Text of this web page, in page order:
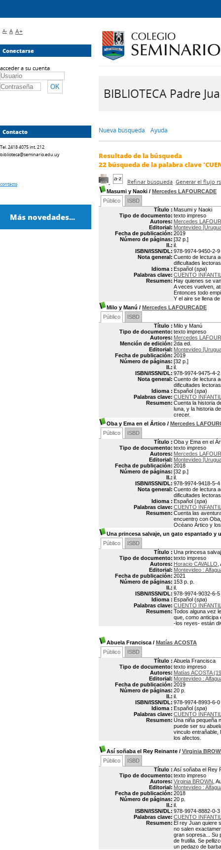
BIBLIOTECA Padre
Nueva búsqueda Ayuda
Resultado de la búsqueda
22búsqueda de la palabra clave
Refinar búsqueda Generar el flujo
Masumi y Naoki / Mercedes LAFOURCADE
Público
ISBD
Título : Masumi y Naoki
Tipo de documento: texto impreso
Autores: Mercedes
Editorial: Montevideo
Fecha de publicación: 2019
Número de páginas: [32 p.]
Il.: il.
ISBN/ISSN/DL: 978-9974-9450-2-9
Nota general: Cuento de lectura
dificultades
Idioma : Español (spa)
Palabras clave: CUENTO
Resumen: Hay quienes se
A veces vuelven,
Entonces todo
Y el aire se llena
Milo y Manú / Mercedes LAFOURCADE
Público
ISBD
Título : Milo y Manú
Tipo de documento: texto impreso
Autores: Mercedes
Mención de edición: 2da ed.
Editorial: Montevideo
Fecha de publicación: 2019
Número de páginas: [32 p.]
Il.: il.
ISBN/ISSN/DL: 978-9974-9475-4-2
Nota general: Cuento de lectura
dificultades
Idioma : Español (spa)
Palabras clave: CUENTO
Resumen: Cuenta la historia
luna, y la historia
crecer.
Oba y Ema en el Ártico / Mercedes
Público
ISBD
Título : Oba y Ema en el
Tipo de documento: texto impreso
Autores: Mercedes
Editorial: Montevideo
Fecha de publicación: 2018
Número de páginas: [32 p.]
Il.: il.
ISBN/ISSN/DL: 978-9974-9418-5-4
Nota general: Cuento de lectura
dificultades
Idioma : Español (spa)
Palabras clave: CUENTO
Resumen: Cuenta las
encuentro con
Océano Ártico y
Una princesa salvaje, un gato espantado y
Público
ISBD
Título : Una princesa
Tipo de documento: texto impreso
Autores: Horacio CAVALLO
Editorial: Montevideo :
Fecha de publicación: 2021
Número de páginas: 153 p. p.
Il.: il.
ISBN/ISSN/DL: 978-9974-9032-6-5
Idioma : Español (spa)
Palabras clave: CUENTO
Resumen: Todos alguna vez
que, como anticipa
-los reyes- están
Abuela Francisca / Matías ACOSTA
Público
ISBD
Título : Abuela Francisca
Tipo de documento: texto impreso
Autores: Matías ACOSTA
Editorial: Montevideo :
Fecha de publicación: 2019
Número de páginas: 20 p.
Il.: il.
ISBN/ISSN/DL: 978-9974-8993-6-0
Idioma : Español (spa)
Palabras clave: CUENTO
Resumen: Una niña pequeña
puede ser su
vinculo entrañable,
los afectos.
Así soñaba el Rey Reinante / Virginia
Público
ISBD
Título : Así soñaba el Rey
Tipo de documento: texto impreso
Autores: Virginia BROWN ,
Editorial: Montevideo :
Fecha de publicación: 2018
Número de páginas: 20 p.
Il.: il.
ISBN/ISSN/DL: 978-9974-8882-0-3
Palabras clave: CUENTO
Resumen: El rey Juan quiere
no salen
gran sopresa... Su
de frutilla. Se
un pedazo de
A- A A+
Conectarse
acceder a su cuenta
Contacto
Tel. 2418 4075 int. 212
biblioteca@seminario.edu.uy
contacto
Más novedades...